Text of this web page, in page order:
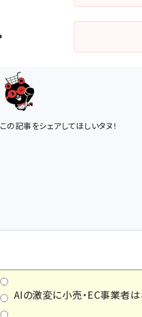
この記事をシェアしてほしいタヌ！
AIの激変に小売・EC事業者